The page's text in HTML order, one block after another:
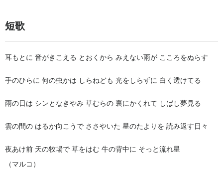
短歌
耳もとに 音がきこえる とおくから みえない雨が こころをぬらす
手のひらに 何の虫かは しらねども 光をしらずに 白く透けてる
雨の日は シンとなきやみ 草むらの 裏にかくれて しばし夢見る
雲の間の はるか向こうで ささやいた 星のたよりを 読み返す日々
夜あけ前 天の牧場で 草をはむ 牛の背中に そっと流れ星
（マルコ）